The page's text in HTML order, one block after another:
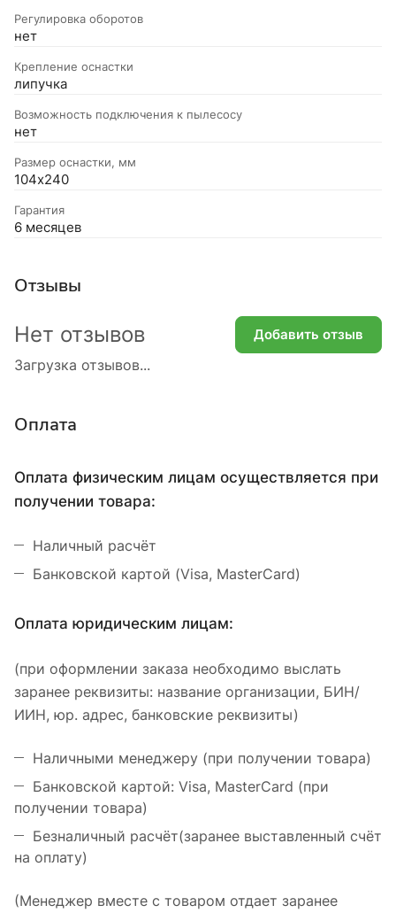
Регулировка оборотов
нет
Крепление оснастки
липучка
Возможность подключения к пылесосу
нет
Размер оснастки, мм
104х240
Гарантия
6 месяцев
Отзывы
Загрузка отзывов...
Нет отзывов Добавить отзыв
Оплата
Оплата физическим лицам осуществляется при
получении товара:
Наличный расчёт
Банковской картой (Visa, MasterCard)
Оплата юридическим лицам:
(при оформлении заказа необходимо выслать
заранее реквизиты: название организации, БИН/
ИИН, юр. адрес, банковские реквизиты)
Наличными менеджеру (при получении товара)
Банковской картой: Visa, MasterCard (при
получении товара)
Безналичный расчёт(заранее выставленный счёт
на оплату)
(Менеджер вместе с товаром отдает заранее